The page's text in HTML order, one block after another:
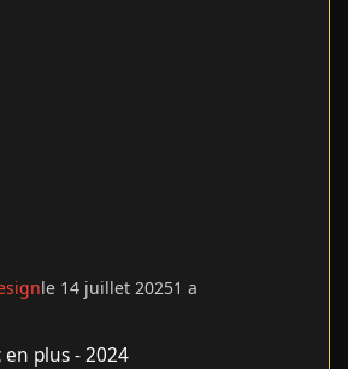
le 14 juillet 20251 a
plus - 2024